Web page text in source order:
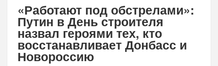
«Работают под обстрелами»:
Путин в День строителя
назвал героями тех, кто
восстанавливает Донбасс и
Новороссию